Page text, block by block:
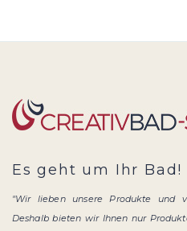
Es geht um Ihr Bad!
"Wir lieben unsere Produkte und
Deshalb bieten wir Ihnen nur